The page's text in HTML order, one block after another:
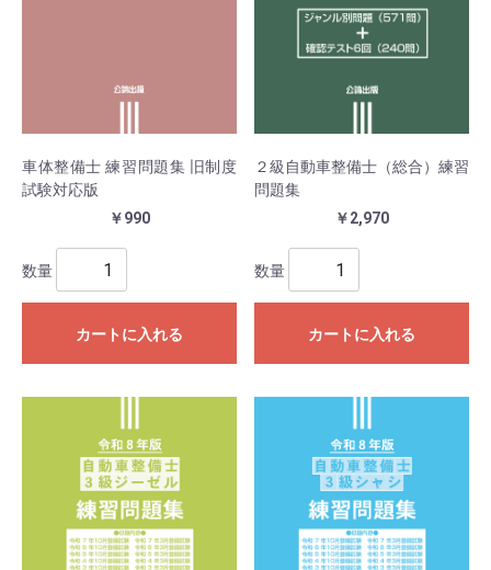
車体整備士 練習問題集 旧制度
試験対応版
￥990
数量
カートに入れる
２級自動車整備士（総合）練習
問題集
￥2,970
数量
カートに入れる